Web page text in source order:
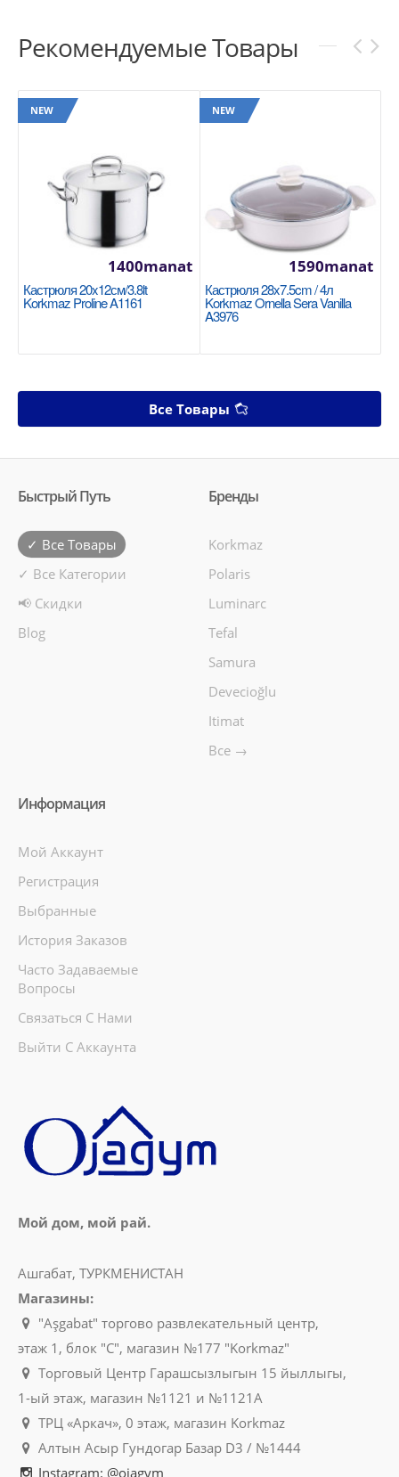
Рекомендуемые Товары
NEW
Кастрюля 20x12см/3.8lt
Korkmaz Proline A1161
1400manat
NEW
Кастрюля 28x7.5cm / 4л
Korkmaz Ornella Sera Vanilla
A3976
1590manat
Все Товары
Быстрый Путь
✓ Все Товары
✓ Все Категории
📢 Скидки
Blog
Бренды
Korkmaz
Polaris
Luminarc
Tefal
Samura
Devecioğlu
Itimat
Все →
Информация
Мой Аккаунт
Регистрация
Выбранные
История Заказов
Часто Задаваемые
Вопросы
Связаться С Нами
Выйти С Аккаунта
Мой дом, мой рай.
Ашгабат, ТУРКМЕНИСТАН
Магазины:
"Aşgabat" торгово развлекательный центр,
этаж 1, блок "C", магазин №177 "Korkmaz"
Торговый Центр Гарашсызлыгын 15 йыллыгы,
1-ый этаж, магазин №1121 и №1121A
ТРЦ «Аркач», 0 этаж, магазин Korkmaz
Алтын Асыр Гундогар Базар D3 / №1444
Instagram: @ojagym